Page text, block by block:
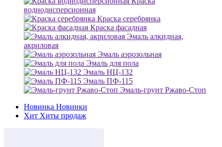
воднодисперсионная
Краска серебрянка
Краска фасадная
Эмаль алкидная,
акриловая
Эмаль аэрозольная
Эмаль для пола
Эмаль НЦ-132
Эмаль ПФ-115
Эмаль-грунт Ржаво-Стоп
Новинка Новинки
Хит Хиты продаж